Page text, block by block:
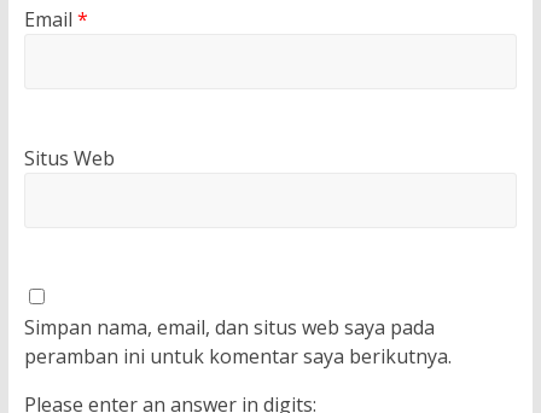
Email *
Situs Web
Simpan nama, email, dan situs web saya pada
peramban ini untuk komentar saya berikutnya.
Please enter an answer in digits: